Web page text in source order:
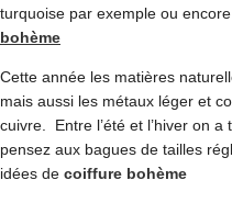
turquoise par exemple ou
bohème
Cette année les matières
mais aussi les métaux léger et
cuivre. Entre l’été et l’hiver on
pensez aux bagues de tailles
idées de coiffure bohème